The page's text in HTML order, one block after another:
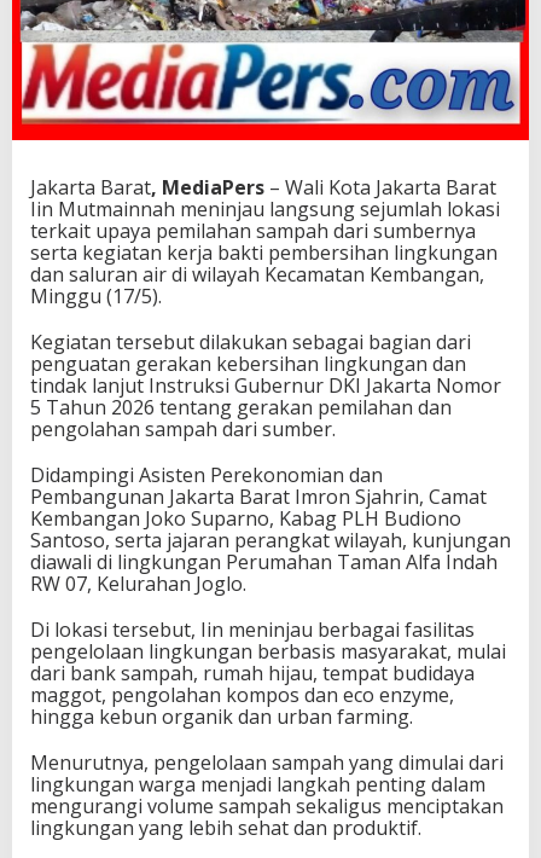
Jakarta Barat, MediaPers – Wali Kota Jakarta Barat
Iin Mutmainnah meninjau langsung sejumlah lokasi
terkait upaya pemilahan sampah dari sumbernya
serta kegiatan kerja bakti pembersihan lingkungan
dan saluran air di wilayah Kecamatan Kembangan,
Minggu (17/5).
Kegiatan tersebut dilakukan sebagai bagian dari
penguatan gerakan kebersihan lingkungan dan
tindak lanjut Instruksi Gubernur DKI Jakarta Nomor
5 Tahun 2026 tentang gerakan pemilahan dan
pengolahan sampah dari sumber.
Didampingi Asisten Perekonomian dan
Pembangunan Jakarta Barat Imron Sjahrin, Camat
Kembangan Joko Suparno, Kabag PLH Budiono
Santoso, serta jajaran perangkat wilayah, kunjungan
diawali di lingkungan Perumahan Taman Alfa Indah
RW 07, Kelurahan Joglo.
Di lokasi tersebut, Iin meninjau berbagai fasilitas
pengelolaan lingkungan berbasis masyarakat, mulai
dari bank sampah, rumah hijau, tempat budidaya
maggot, pengolahan kompos dan eco enzyme,
hingga kebun organik dan urban farming.
Menurutnya, pengelolaan sampah yang dimulai dari
lingkungan warga menjadi langkah penting dalam
mengurangi volume sampah sekaligus menciptakan
lingkungan yang lebih sehat dan produktif.